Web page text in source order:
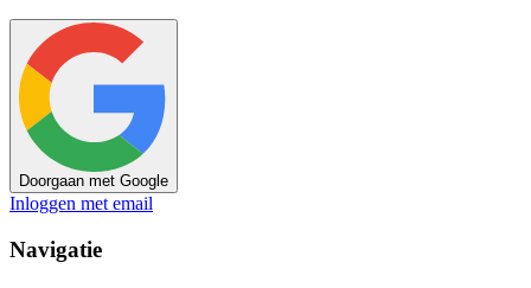
Doorgaan met Google
Inloggen met email
Navigatie